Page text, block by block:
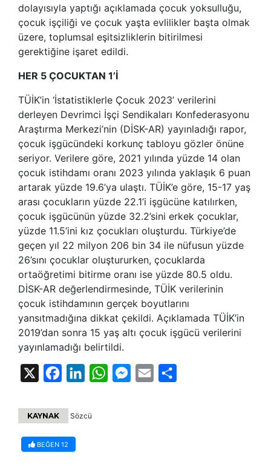
dolayısıyla yaptığı açıklamada çocuk yoksulluğu,
çocuk işçiliği ve çocuk yaşta evlilikler başta olmak
üzere, toplumsal eşitsizliklerin bitirilmesi
gerektiğine işaret edildi.
HER 5 ÇOCUKTAN 1’İ
TÜİK’in ‘İstatistiklerle Çocuk 2023’ verilerini
derleyen Devrimci İşçi Sendikaları Konfederasyonu
Araştırma Merkezi’nin (DİSK-AR) yayınladığı rapor,
çocuk işgücündeki korkunç tabloyu gözler önüne
seriyor. Verilere göre, 2021 yılında yüzde 14 olan
çocuk istihdamı oranı 2023 yılında yaklaşık 6 puan
artarak yüzde 19.6’ya ulaştı. TÜİK’e göre, 15-17 yaş
arası çocukların yüzde 22.1’i işgücüne katılırken,
çocuk işgücünün yüzde 32.2’sini erkek çocuklar,
yüzde 11.5’ini kız çocukları oluşturdu. Türkiye’de
geçen yıl 22 milyon 206 bin 34 ile nüfusun yüzde
26’sını çocuklar oluştururken, çocuklarda
ortaöğretimi bitirme oranı ise yüzde 80.5 oldu.
DİSK-AR değerlendirmesinde, TÜİK verilerinin
çocuk istihdamının gerçek boyutlarını
yansıtmadığına dikkat çekildi. Açıklamada TÜİK’in
2019’dan sonra 15 yaş altı çocuk işgücü verilerini
yayınlamadığı belirtildi.
FacebookLinkedInWhatsAppMessenger
Email
KAYNAK Sözcü
BEĞEN 12